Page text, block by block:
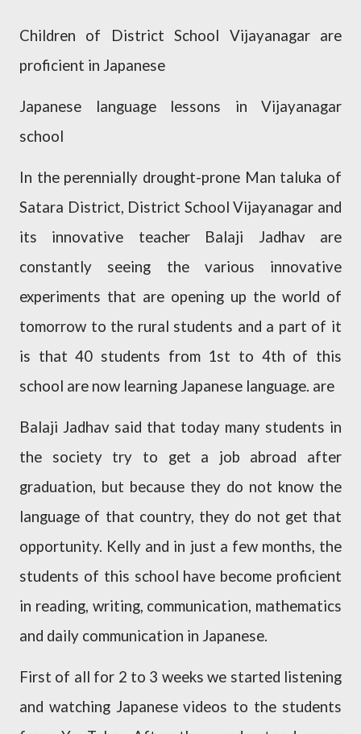
Children of District School Vijayanagar are
proficient in Japanese
Japanese language lessons in Vijayanagar
school
In the perennially drought-prone Man taluka of
Satara District, District School Vijayanagar and
its innovative teacher Balaji Jadhav are
constantly seeing the various innovative
experiments that are opening up the world of
tomorrow to the rural students and a part of it
is that 40 students from 1st to 4th of this
school are now learning Japanese language. are
Balaji Jadhav said that today many students in
the society try to get a job abroad after
graduation, but because they do not know the
language of that country, they do not get that
opportunity. Kelly and in just a few months, the
students of this school have become proficient
in reading, writing, communication, mathematics
and daily communication in Japanese.
First of all for 2 to 3 weeks we started listening
and watching Japanese videos to the students